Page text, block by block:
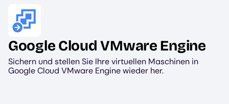
Image
Google Cloud VMware Engine
Sichern und stellen Sie Ihre virtuellen Maschinen in
Google Cloud VMware Engine wieder her.